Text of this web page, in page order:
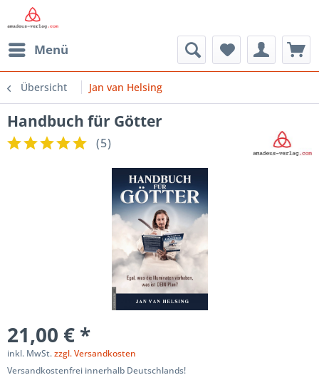
Menü
Übersicht Jan van Helsing
Handbuch für Götter
(5)
21,00 € *
inkl. MwSt.zzgl. Versandkosten
Versandkostenfrei innerhalb Deutschlands!